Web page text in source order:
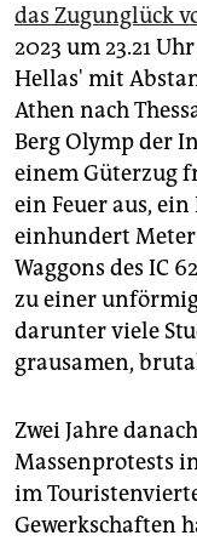
das Zugunglück
2023 um 23.21
Hellas' mit
Athen nach
Berg Olymp der
einem Güterzug
ein Feuer aus,
einhundert
Waggons des IC
zu einer
darunter viele
grausamen,
Zwei Jahre
Massenprotests
im
Gewerkschaften